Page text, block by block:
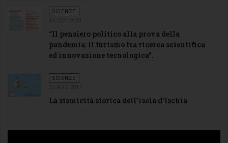
SCIENZE
“Il pensiero politico alla prova della
pandemia: il turismo tra ricerca scientifica
ed innovazione tecnologica”.
SCIENZE
La sismicità storica dell’isola d'Ischia